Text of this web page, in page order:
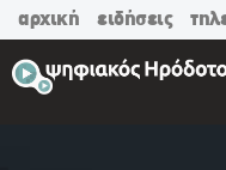
αρχική ειδήσεις